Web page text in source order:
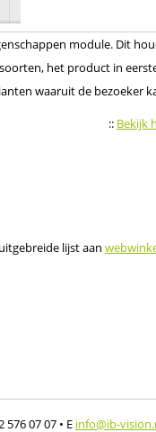
module. Dit
het product in
waaruit de bezoeker
:: Bekijk
lijst aan
576 07 07 • E info@ib-